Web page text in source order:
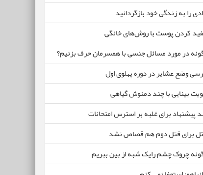
را به زندگی خود بازگردانید
کردن پوست با روش‌های خانگی
در مورد مسائل جنسی با همسرمان حرف بزنیم؟
وضع عشایر در دوره پهلوی اول
بینایی با چند دمنوش گیاهی
پیشنهاد برای غلبه بر استرس امتحانات
برای قتل دوم هم قصاص نشد
چروک چشم رایک شبه از بین ببریم